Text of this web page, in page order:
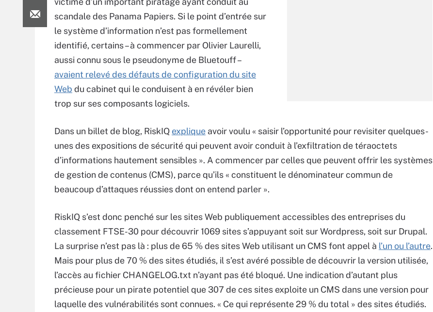
scandale des Panama Papiers. Si le point d’entrée sur
le système d’information n’est pas formellement
identifié, certains – à commencer par Olivier Laurelli,
aussi connu sous le pseudonyme de Bluetouff –
avaient relevé des défauts de configuration du site
Web du cabinet qui le conduisent à en révéler bien
trop sur ses composants logiciels.
Dans un billet de blog, RiskIQ explique avoir voulu « saisir l’opportunité pour revisiter quelques-
unes des expositions de sécurité qui peuvent avoir conduit à l’exfiltration de téraoctets
d’informations hautement sensibles ». A commencer par celles que peuvent offrir les systèmes
de gestion de contenus (CMS), parce qu’ils « constituent le dénominateur commun de
beaucoup d’attaques réussies dont on entend parler ».
RiskIQ s’est donc penché sur les sites Web publiquement accessibles des entreprises du
classement FTSE-30 pour découvrir 1069 sites s’appuyant soit sur Wordpress, soit sur Drupal.
La surprise n’est pas là : plus de 65 % des sites Web utilisant un CMS font appel à l’un ou l’autre.
Mais pour plus de 70 % des sites étudiés, il s’est avéré possible de découvrir la version utilisée,
l’accès au fichier CHANGELOG.txt n’ayant pas été bloqué. Une indication d’autant plus
précieuse pour un pirate potentiel que 307 de ces sites exploite un CMS dans une version pour
laquelle des vulnérabilités sont connues. « Ce qui représente 29 % du total » des sites étudiés.